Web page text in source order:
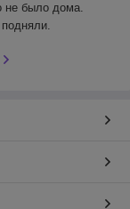
не было дома.